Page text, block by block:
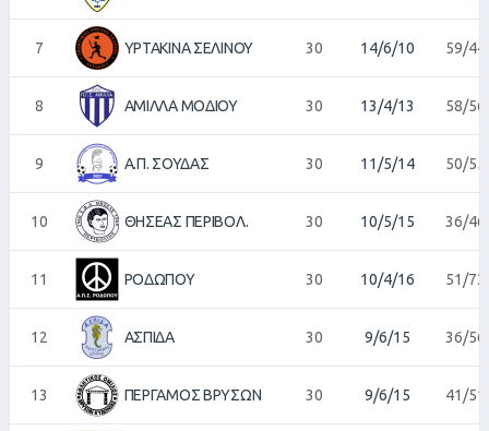
7 ΥΡΤΑΚΙΝΑ ΣΕΛΙΝΟΥ 30 14/6/10 59/44
8 ΑΜΙΛΛΑ ΜΟΔΙΟΥ 30 13/4/13 58/56
9 Α.Π. ΣΟΥΔΑΣ 30 11/5/14 50/55
10 ΘΗΣΕΑΣ ΠΕΡΙΒΟΛ. 30 10/5/15 36/46
11 ΡΟΔΩΠΟΥ 30 10/4/16 51/73
12 ΑΣΠΙΔΑ 30 9/6/15 36/56
13 ΠΕΡΓΑΜΟΣ ΒΡΥΣΩΝ 30 9/6/15 41/51